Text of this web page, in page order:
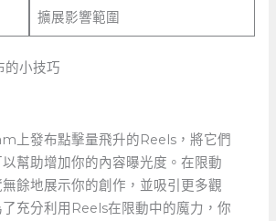
擴展影響範圍
的小技巧
上發布點擊量飛升的Reels，將它們
幫助增加你的內容曝光度。在限動
餘地展示你的創作，並吸引更多觀
充分利用Reels在限動中的魔力，你